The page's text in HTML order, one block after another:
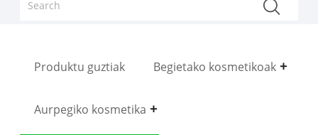
Produktu guztiak Begietako kosmetikoak
Aurpegiko kosmetika